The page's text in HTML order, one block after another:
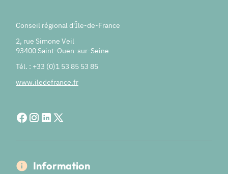
Conseil régional d'Île-de-France
2, rue Simone Veil
93400 Saint-Ouen-sur-Seine
Tél. : +33 (0)1 53 85 53 85
www.iledefrance.fr
Information